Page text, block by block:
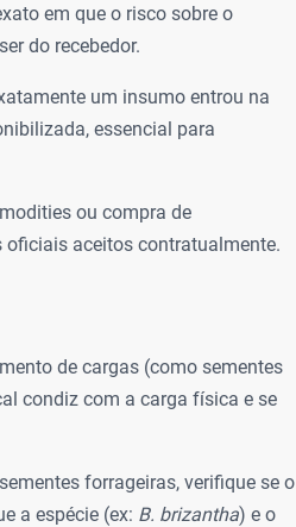
em que o risco sobre o
do recebedor.
um insumo entrou na
essencial para
ou compra de
aceitos contratualmente.
de cargas (como sementes
condiz com a carga física e se
forrageiras, verifique se o
a espécie (ex: B. brizantha) e o